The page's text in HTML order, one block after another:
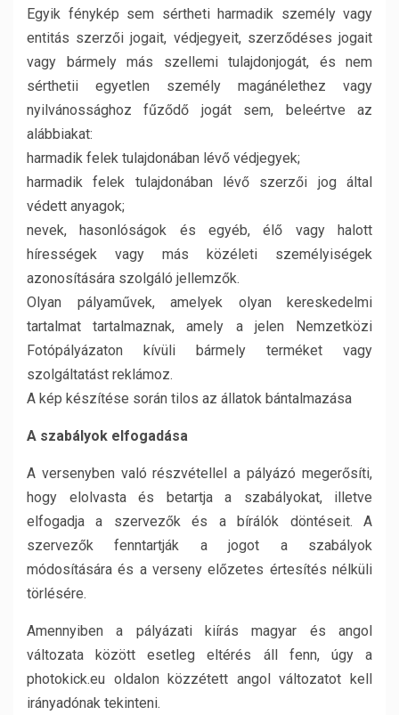
Egyik fénykép sem sértheti harmadik személy vagy
entitás szerzői jogait, védjegyeit, szerződéses jogait
vagy bármely más szellemi tulajdonjogát, és nem
sérthetii egyetlen személy magánélethez vagy
nyilvánossághoz fűződő jogát sem, beleértve az
alábbiakat:
harmadik felek tulajdonában lévő védjegyek;
harmadik felek tulajdonában lévő szerzői jog által
védett anyagok;
nevek, hasonlóságok és egyéb, élő vagy halott
hírességek vagy más közéleti személyiségek
azonosítására szolgáló jellemzők.
Olyan pályaművek, amelyek olyan kereskedelmi
tartalmat tartalmaznak, amely a jelen Nemzetközi
Fotópályázaton kívüli bármely terméket vagy
szolgáltatást reklámoz.
A kép készítése során tilos az állatok bántalmazása
A szabályok elfogadása
A versenyben való részvétellel a pályázó megerősíti,
hogy elolvasta és betartja a szabályokat, illetve
elfogadja a szervezők és a bírálók döntéseit. A
szervezők fenntartják a jogot a szabályok
módosítására és a verseny előzetes értesítés nélküli
törlésére.
Amennyiben a pályázati kiírás magyar és angol
változata között esetleg eltérés áll fenn, úgy a
photokick.eu oldalon közzétett angol változatot kell
irányadónak tekinteni.